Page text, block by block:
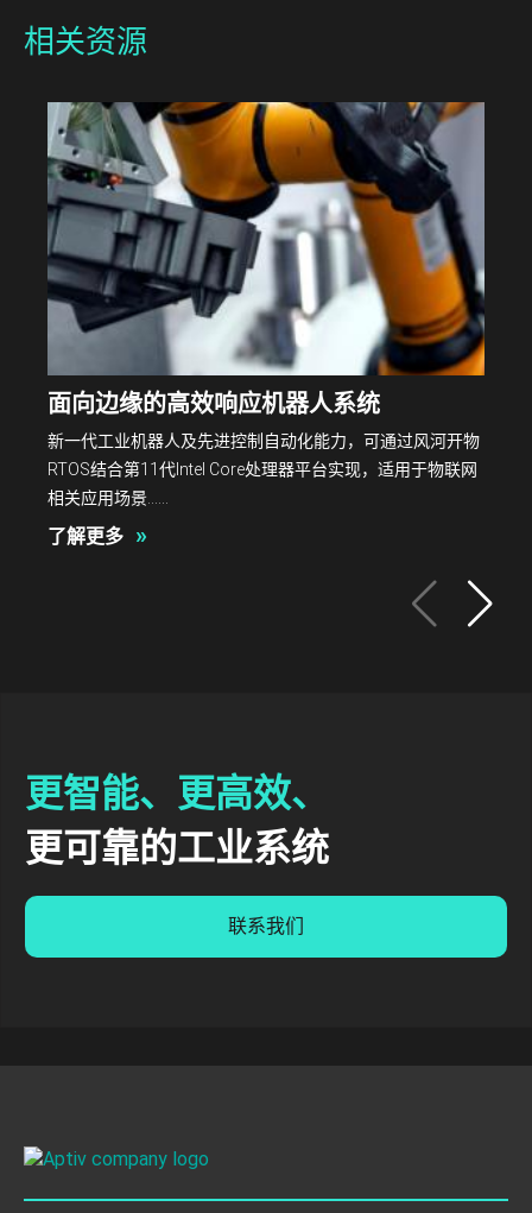
相关资源
面向边缘的高效响应机器人系统
新一代工业机器人及先进控制自动化能力，可通过风河开物
RTOS结合第11代Intel Core处理器平台实现，适用于物联网
相关应用场景……
了解更多 »
更智能、更高效、
更可靠的工业系统
联系我们